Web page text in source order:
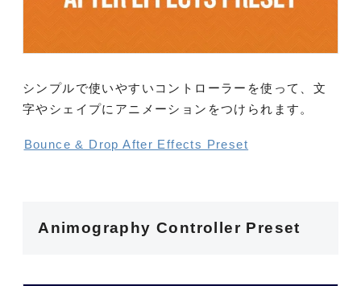
シンプルで使いやすいコントローラーを使って、文
字やシェイプにアニメーションをつけられます。
Bounce & Drop After Effects Preset
Animography Controller Preset